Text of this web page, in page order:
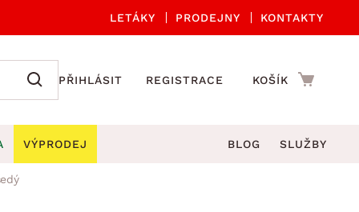
LETÁKY PRODEJNY KONTAKTY
PŘIHLÁSIT REGISTRACE KOŠÍK
VÝPRODEJ BLOG SLUŽBY